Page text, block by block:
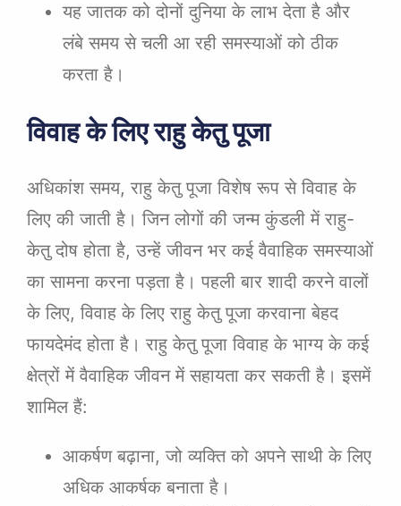
यह जातक को दोनों दुनिया के लाभ देता है और
लंबे समय से चली आ रही समस्याओं को ठीक
करता है।
विवाह के लिए राहु केतु पूजा
अधिकांश समय, राहु केतु पूजा विशेष रूप से विवाह के
लिए की जाती है। जिन लोगों की जन्म कुंडली में राहु-
केतु दोष होता है, उन्हें जीवन भर कई वैवाहिक समस्याओं
का सामना करना पड़ता है। पहली बार शादी करने वालों
के लिए, विवाह के लिए राहु केतु पूजा करवाना बेहद
फायदेमंद होता है। राहु केतु पूजा विवाह के भाग्य के कई
क्षेत्रों में वैवाहिक जीवन में सहायता कर सकती है। इसमें
शामिल हैं:
आकर्षण बढ़ाना, जो व्यक्ति को अपने साथी के लिए
अधिक आकर्षक बनाता है।